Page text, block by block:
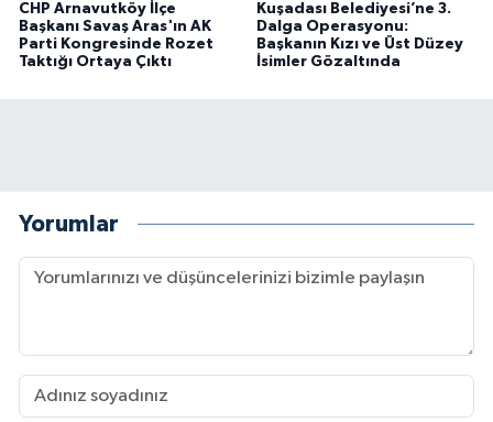
CHP Arnavutköy İlçe
Başkanı Savaş Aras'ın AK
Parti Kongresinde Rozet
Taktığı Ortaya Çıktı
Kuşadası Belediyesi’ne 3.
Dalga Operasyonu:
Başkanın Kızı ve Üst Düzey
İsimler Gözaltında
Yorumlar